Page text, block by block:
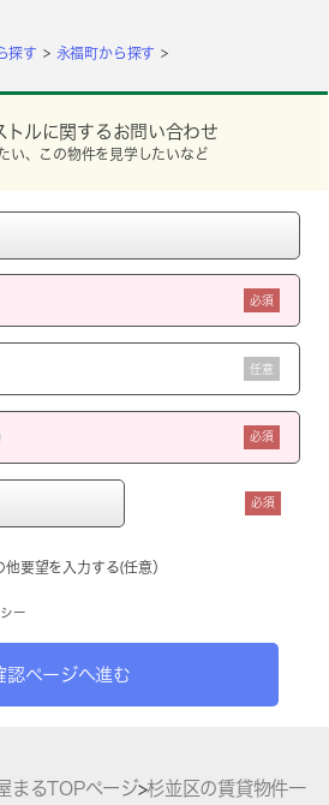
探す 永福町から探す
トルに関するお問い合わせ
い、この物件を見学したいなど
必須
任意
必須
必須
他要望を入力する(任意）
ー
認ページへ進む
まるTOPページ>杉並区の賃貸物件一